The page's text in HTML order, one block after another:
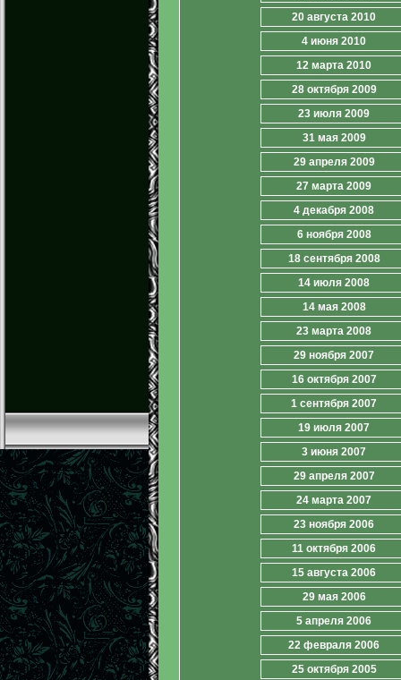
20 августа 2010
4 июня 2010
12 марта 2010
28 октября 2009
23 июля 2009
31 мая 2009
29 апреля 2009
27 марта 2009
4 декабря 2008
6 ноября 2008
18 сентября 2008
14 июля 2008
14 мая 2008
23 марта 2008
29 ноября 2007
16 октября 2007
1 сентября 2007
19 июля 2007
3 июня 2007
29 апреля 2007
24 марта 2007
23 ноября 2006
11 октября 2006
15 августа 2006
29 мая 2006
5 апреля 2006
22 февраля 2006
25 октября 2005